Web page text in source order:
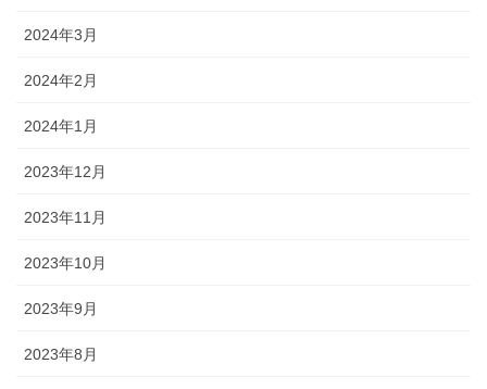
2024年3月
2024年2月
2024年1月
2023年12月
2023年11月
2023年10月
2023年9月
2023年8月